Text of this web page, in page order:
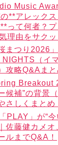
Music
の**アレック
って何者？プ
理由をサク
まつり2026
（イ
攻略Q&Aまと
Breakout
候補”の背景
さしくまとめ
PLAY」が“
佐藤健カメオ
ルまでQ&A！